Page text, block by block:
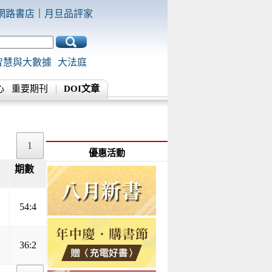
路書店 月旦品評家
慧與大數據 大法庭
重要期刊 DOI文章
1
期數
54:4
36:2
優惠活動